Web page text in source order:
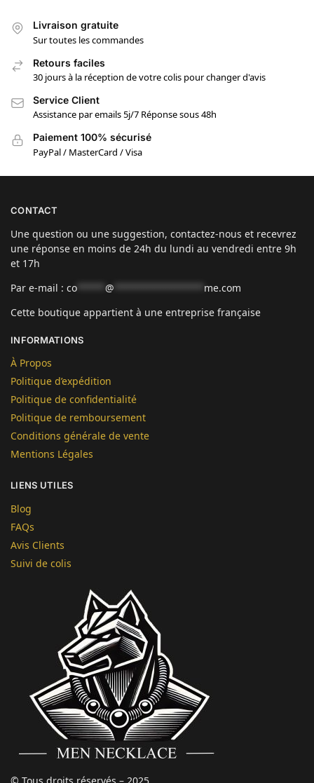
Livraison gratuite
Sur toutes les commandes
Retours faciles
30 jours à la réception de votre colis pour changer d'avis
Service Client
Assistance par emails 5j/7 Réponse sous 48h
Paiement 100% sécurisé
PayPal / MasterCard / Visa
CONTACT
Une question ou une suggestion, contactez-nous et recevrez
une réponse en moins de 24h du lundi au vendredi entre 9h
et 17h
Par e-mail : co @
me.com
Cette boutique appartient à une entreprise française
INFORMATIONS
À Propos
Politique d’expédition
Politique de confidentialité
Politique de remboursement
Conditions générale de vente
Mentions Légales
LIENS UTILES
Blog
FAQs
Avis Clients
Suivi de colis